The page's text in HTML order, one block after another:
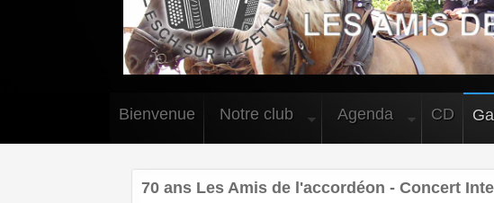
Bienvenue Notre club Agenda CD
70 ans Les Amis de l'accordéon - Concert